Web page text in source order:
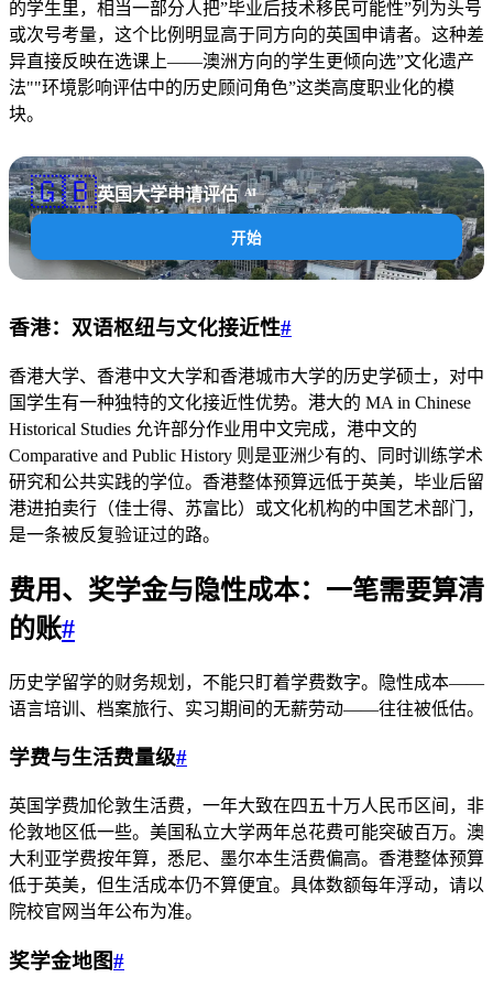
的学生里，相当一部分人把”毕业后技术移民可能性”列为头号
或次号考量，这个比例明显高于同方向的英国申请者。这种差
异直接反映在选课上——澳洲方向的学生更倾向选”文化遗产
法""环境影响评估中的历史顾问角色”这类高度职业化的模
块。
🇬🇧英国大学申请评估 AI
开始
香港：双语枢纽与文化接近性#
香港大学、香港中文大学和香港城市大学的历史学硕士，对中
国学生有一种独特的文化接近性优势。港大的 MA in Chinese
Historical Studies 允许部分作业用中文完成，港中文的
Comparative and Public History 则是亚洲少有的、同时训练学术
研究和公共实践的学位。香港整体预算远低于英美，毕业后留
港进拍卖行（佳士得、苏富比）或文化机构的中国艺术部门，
是一条被反复验证过的路。
费用、奖学金与隐性成本：一笔需要算清
的账#
历史学留学的财务规划，不能只盯着学费数字。隐性成本——
语言培训、档案旅行、实习期间的无薪劳动——往往被低估。
学费与生活费量级#
英国学费加伦敦生活费，一年大致在四五十万人民币区间，非
伦敦地区低一些。美国私立大学两年总花费可能突破百万。澳
大利亚学费按年算，悉尼、墨尔本生活费偏高。香港整体预算
低于英美，但生活成本仍不算便宜。具体数额每年浮动，请以
院校官网当年公布为准。
奖学金地图#